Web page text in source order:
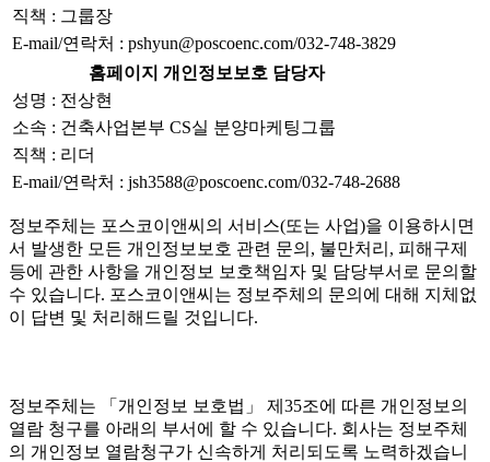
직책 : 그룹장
E-mail/연락처 : pshyun@poscoenc.com/032-748-3829
홈페이지 개인정보보호 담당자
성명 : 전상현
소속 : 건축사업본부 CS실 분양마케팅그룹
직책 : 리더
E-mail/연락처 : jsh3588@poscoenc.com/032-748-2688
정보주체는 포스코이앤씨의 서비스(또는 사업)을 이용하시면
서 발생한 모든 개인정보보호 관련 문의, 불만처리, 피해구제
등에 관한 사항을 개인정보 보호책임자 및 담당부서로 문의할
수 있습니다. 포스코이앤씨는 정보주체의 문의에 대해 지체없
이 답변 및 처리해드릴 것입니다.
정보주체는 「개인정보 보호법」 제35조에 따른 개인정보의
열람 청구를 아래의 부서에 할 수 있습니다. 회사는 정보주체
의 개인정보 열람청구가 신속하게 처리되도록 노력하겠습니